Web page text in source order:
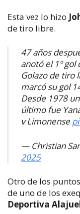
Esta vez lo hizo
de tiro libre.
47 años
anotó el 1º
Golazo de tiro
marcó su gol
Desde 1978
último fue
v Limonense
— Christian
2025
Otro de los
de uno de los
Deportiva